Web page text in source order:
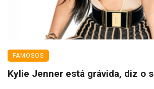
FAMOSOS
Kylie Jenner está grávida, diz o